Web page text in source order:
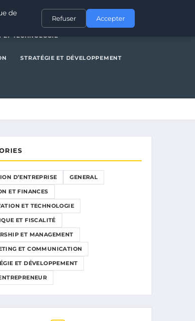
ET FINANCESINNOVATION ET TECHNOLOGIE
TECHNOLOGIE
STRATÉGIE ET DÉVELOPPEMENT
D’ENTREPRISE GENERAL
ET FINANCES
ET TECHNOLOGIE
ET FISCALITÉ
ET MANAGEMENT
ET COMMUNICATION
ET DÉVELOPPEMENT
de
Refuser Accepter